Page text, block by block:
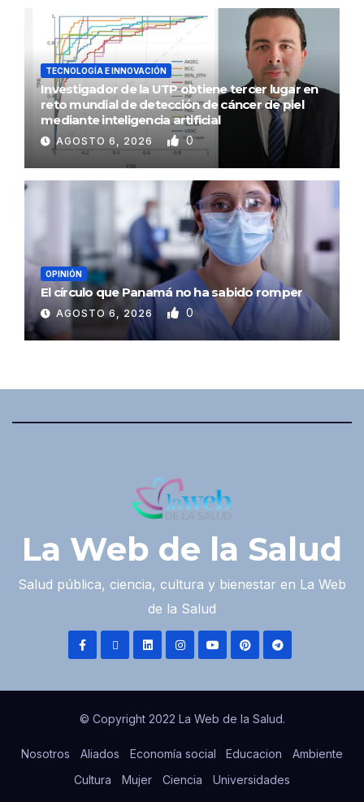
TECNOLOGÍA E INNOVACIÓN
Investigador de la UTP obtiene tercer lugar en
reto mundial de detección de cáncer de piel
mediante inteligencia artificial
AGOSTO 6, 2026 0
OPINIÓN
El círculo que Panamá no ha sabido romper
AGOSTO 6, 2026 0
La Web de la Salud
Salud pública, ciencia, cultura y bienestar en La Web
de la Salud
© Copyright 2022 La Web de la Salud.
Nosotros Aliados Economía social Educacion
Ambiente
Cultura
Mujer Ciencia
Universidades